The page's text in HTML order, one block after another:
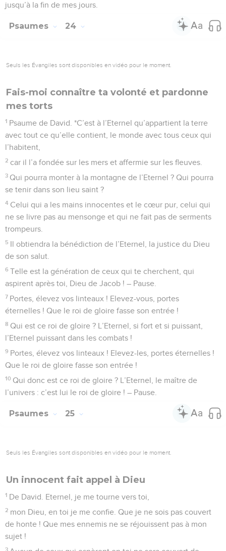
jusqu’à la fin de mes jours.
Psaumes 24
Seuls les Évangiles sont disponibles en vidéo pour le moment.
Fais-moi connaître ta volonté et pardonne
mes torts
1 Psaume de David. *C’est à l’Eternel qu’appartient la terre
avec tout ce qu’elle contient, le monde avec tous ceux qui
l’habitent,
2 car il l’a fondée sur les mers et affermie sur les fleuves.
3 Qui pourra monter à la montagne de l’Eternel ? Qui pourra
se tenir dans son lieu saint ?
4 Celui qui a les mains innocentes et le cœur pur, celui qui
ne se livre pas au mensonge et qui ne fait pas de serments
trompeurs.
5 Il obtiendra la bénédiction de l’Eternel, la justice du Dieu
de son salut.
6 Telle est la génération de ceux qui te cherchent, qui
aspirent après toi, Dieu de Jacob ! – Pause.
7 Portes, élevez vos linteaux ! Elevez-vous, portes
éternelles ! Que le roi de gloire fasse son entrée !
8 Qui est ce roi de gloire ? L’Eternel, si fort et si puissant,
l’Eternel puissant dans les combats !
9 Portes, élevez vos linteaux ! Elevez-les, portes éternelles !
Que le roi de gloire fasse son entrée !
10 Qui donc est ce roi de gloire ? L’Eternel, le maître de
l’univers : c’est lui le roi de gloire ! – Pause.
Psaumes 25
Seuls les Évangiles sont disponibles en vidéo pour le moment.
Un innocent fait appel à Dieu
1 De David. Eternel, je me tourne vers toi,
2 mon Dieu, en toi je me confie. Que je ne sois pas couvert
de honte ! Que mes ennemis ne se réjouissent pas à mon
sujet !
3